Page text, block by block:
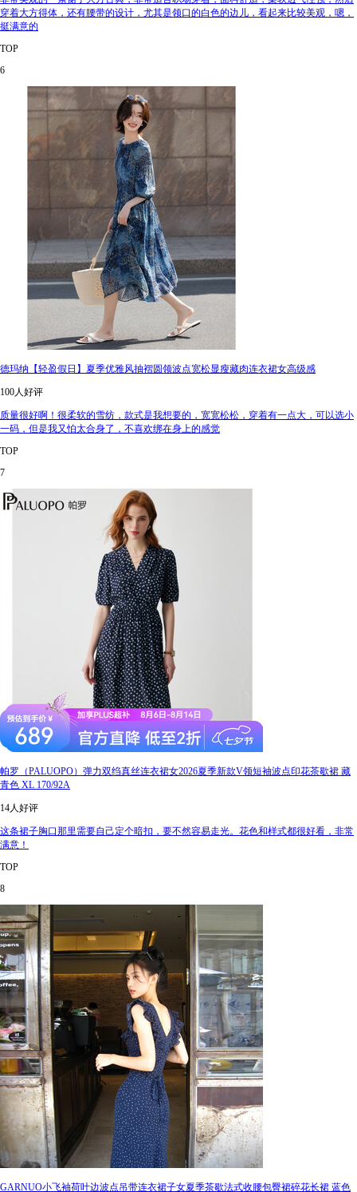
穿着大方得体，还有腰带的设计，尤其是领口的白色的边儿，看起来比较美观，嗯，
挺满意的
TOP
6
德玛纳【轻盈假日】夏季优雅风抽褶圆领波点宽松显瘦藏肉连衣裙女高级感
100人好评
质量很好啊！很柔软的雪纺，款式是我想要的，宽宽松松，穿着有一点大，可以选小
一码，但是我又怕太合身了，不喜欢绑在身上的感觉
TOP
7
帕罗（PALUOPO）弹力双绉真丝连衣裙女2026夏季新款V领短袖波点印花茶歇裙 藏
青色 XL 170/92A
14人好评
这条裙子胸口那里需要自己定个暗扣，要不然容易走光。花色和样式都很好看，非常
满意！
TOP
8
GARNUO小飞袖荷叶边波点吊带连衣裙子女夏季茶歇法式收腰包臀裙碎花长裙 蓝色